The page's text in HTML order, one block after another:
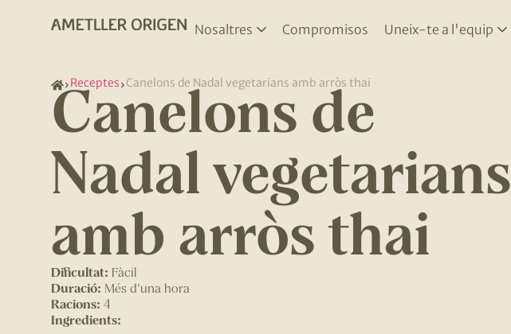
Nosaltres Compromisos Uneix-te a l'equip
Receptes Canelons de Nadal vegetarians amb arròs thai
Canelons de
Nadal vegetarians
amb arròs thai
Dificultat: Fàcil
Duració: Més d'una hora
Racions: 4
Ingredients: